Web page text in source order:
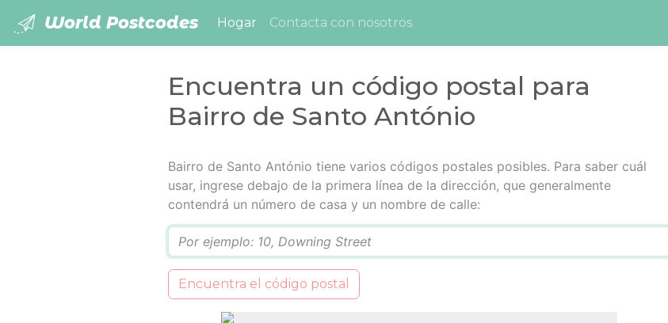
World Postcodes Hogar (current)
Contacta con nosotros
Encuentra un código postal para
Bairro de Santo António
Bairro de Santo António tiene varios códigos postales posibles. Para saber cuál
usar, ingrese debajo de la primera línea de la dirección, que generalmente
contendrá un número de casa y un nombre de calle:
Encuentra el código postal